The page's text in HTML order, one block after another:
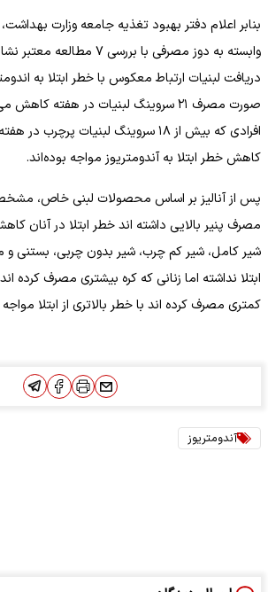
بنابر اعلام دفتر بهبود تغذیه جامعه وزارت
وابسته به دوز مصرفی با بررسی
دریافت لبنیات ارتباط معکوس با خطر ابتلا به
صورت مصرف ۲۱ سروینگ لبنیات در هفته
افرادی که بیش از ۱۸ سروینگ لبنیات
کاهش خطر ابتلا به آندومتریوز مواجه بوده‌اند.
پس از آنالیز بر اساس محصولات لبنی خاص،
مصرف پنیر بالایی داشته اند خطر ابتلا در آنان
شیر کامل، شیر کم چرب، شیر بدون چربی، بستنی و
ابتلا نداشته اما زنانی که کره بیشتری مصرف کرده
کمتری مصرف کرده اند با خطر بالاتری از ابتلا مواجه
آندومتریوز